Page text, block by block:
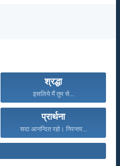
श्रद्धा
इसलिये मैं तुम से...
प्रार्थना
सदा आनन्दित रहो। निरन्तर...